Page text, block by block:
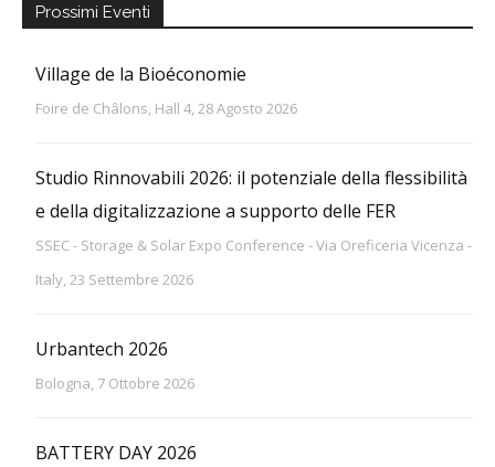
Prossimi Eventi
Village de la Bioéconomie
Foire de Châlons, Hall 4, 28 Agosto 2026
Studio Rinnovabili 2026: il potenziale della flessibilità
e della digitalizzazione a supporto delle FER
SSEC - Storage & Solar Expo Conference - Via Oreficeria Vicenza -
Italy, 23 Settembre 2026
Urbantech 2026
Bologna, 7 Ottobre 2026
BATTERY DAY 2026